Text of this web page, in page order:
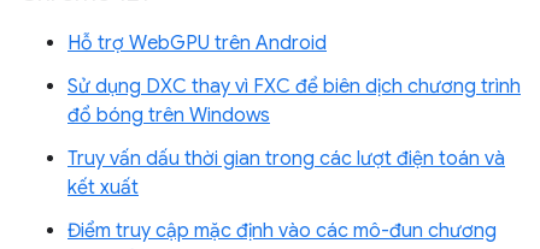
Hỗ trợ WebGPU trên Android
Sử dụng DXC thay vì FXC để biên dịch chương trình
đổ bóng trên Windows
Truy vấn dấu thời gian trong các lượt điện toán và
kết xuất
Điểm truy cập mặc định vào các mô-đun chương